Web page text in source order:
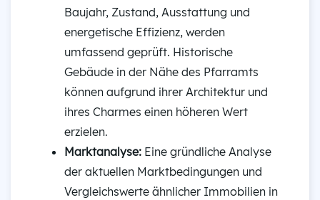
Baujahr, Zustand, Ausstattung und
energetische Effizienz, werden
umfassend geprüft. Historische
Gebäude in der Nähe des Pfarramts
können aufgrund ihrer Architektur und
ihres Charmes einen höheren Wert
erzielen.
Marktanalyse: Eine gründliche Analyse
der aktuellen Marktbedingungen und
Vergleichswerte ähnlicher Immobilien in